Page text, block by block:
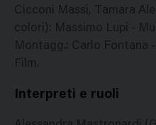
Cicconi Massi, Tamara
colori): Massimo Lupi -
Montagg.: Carlo Fontana
Film.
Interpreti e ruoli